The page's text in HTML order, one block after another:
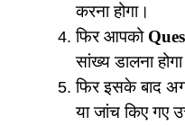
करना होगा।
फिर आपको
सांख्य डालना
फिर इसके बाद
या जांच किए गए